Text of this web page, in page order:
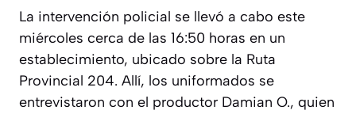
La intervención policial se llevó a cabo este
miércoles cerca de las 16:50 horas en un
establecimiento, ubicado sobre la Ruta
Provincial 204. Allí, los uniformados se
entrevistaron con el productor Damian O., quien